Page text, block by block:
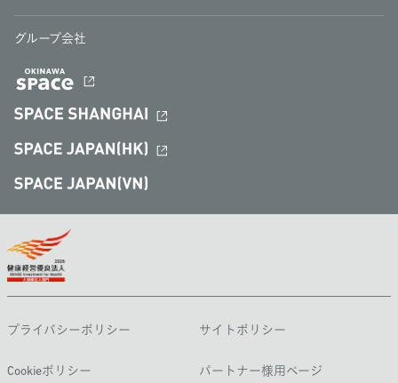
グループ会社
プライバシーポリシー サイトポリシー
Cookieポリシー パートナー様用ページ